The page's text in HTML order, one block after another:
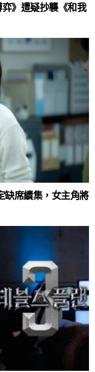
》遭疑抄襲《和我
缺席續集，女主角將